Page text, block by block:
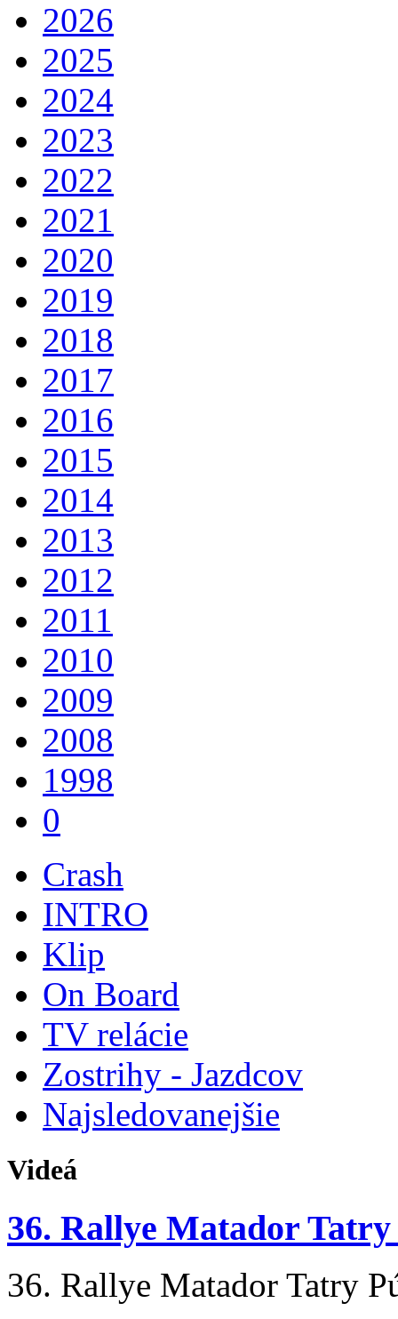
2026
2025
2024
2023
2022
2021
2020
2019
2018
2017
2016
2015
2014
2013
2012
2011
2010
2009
2008
1998
0
Crash
INTRO
Klip
On Board
TV relácie
Zostrihy - Jazdcov
Najsledovanejšie
Videá
36. Rallye Matador Tatry
36. Rallye Matador Tatry